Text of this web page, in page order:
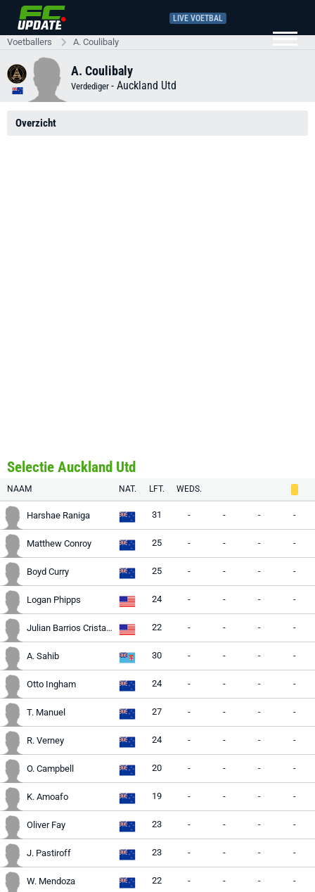
LIVE VOETBAL
Voetballers A. Coulibaly
A. Coulibaly
Verdediger - Auckland Utd
Overzicht
Selectie Auckland Utd
NAAM NAT. LFT. WEDS.
Harshae Raniga 31 - - - -
Matthew Conroy 25 - - - -
Boyd Curry 25 - - - -
Logan Phipps 24 - - - -
Julian Barrios Cristales 22 - - - -
A. Sahib 30 - - - -
Otto Ingham 24 - - - -
T. Manuel 27 - - - -
R. Verney 24 - - - -
O. Campbell 20 - - - -
K. Amoafo 19 - - - -
Oliver Fay 23 - - - -
J. Pastiroff 23 - - - -
W. Mendoza 22 - - - -